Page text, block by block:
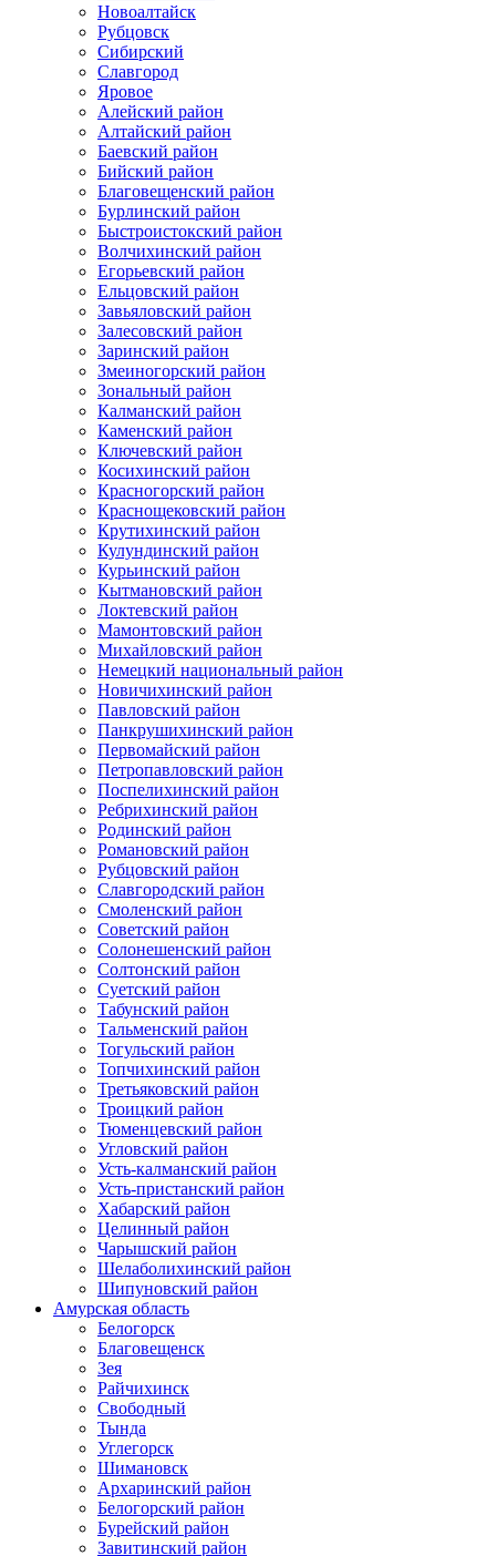
Новоалтайск
Рубцовск
Сибирский
Славгород
Яровое
Алейский район
Алтайский район
Баевский район
Бийский район
Благовещенский район
Бурлинский район
Быстроистокский район
Волчихинский район
Егорьевский район
Ельцовский район
Завьяловский район
Залесовский район
Заринский район
Змеиногорский район
Зональный район
Калманский район
Каменский район
Ключевский район
Косихинский район
Красногорский район
Краснощековский район
Крутихинский район
Кулундинский район
Курьинский район
Кытмановский район
Локтевский район
Мамонтовский район
Михайловский район
Немецкий национальный район
Новичихинский район
Павловский район
Панкрушихинский район
Первомайский район
Петропавловский район
Поспелихинский район
Ребрихинский район
Родинский район
Романовский район
Рубцовский район
Славгородский район
Смоленский район
Советский район
Солонешенский район
Солтонский район
Суетский район
Табунский район
Тальменский район
Тогульский район
Топчихинский район
Третьяковский район
Троицкий район
Тюменцевский район
Угловский район
Усть-калманский район
Усть-пристанский район
Хабарский район
Целинный район
Чарышский район
Шелаболихинский район
Шипуновский район
Амурская область
Белогорск
Благовещенск
Зея
Райчихинск
Свободный
Тында
Углегорск
Шимановск
Архаринский район
Белогорский район
Бурейский район
Завитинский район